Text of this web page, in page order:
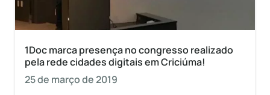
1Doc marca presença no congresso realizado
pela rede cidades digitais em Criciúma!
25 de março de 2019